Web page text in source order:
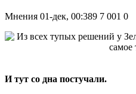
Мнения 01-дек, 00:389 7 001 0
И тут со дна постучали.